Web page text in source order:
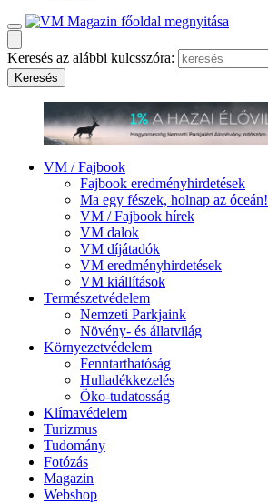
Keresés az alábbi kulcsszóra:
VM / Fajbook
Fajbook eredményhirdetések
Ma egy fészek, holnap az óceán!
VM / Fajbook hírek
VM dalok
VM díjátadók
VM eredményhirdetések
VM kiállítások
Természetvédelem
Nemzeti Parkjaink
Növény- és állatvilág
Környezetvédelem
Fenntarthatóság
Hulladékkezelés
Öko-tudatosság
Klímavédelem
Turizmus
Tudomány
Fotózás
Magazin
Webshop